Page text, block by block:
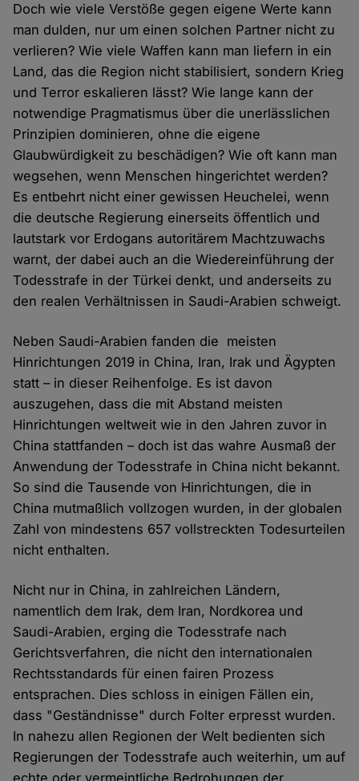
Doch wie viele Verstöße gegen eigene Werte kann
man dulden, nur um einen solchen Partner nicht zu
verlieren? Wie viele Waffen kann man liefern in ein
Land, das die Region nicht stabilisiert, sondern Krieg
und Terror eskalieren lässt? Wie lange kann der
notwendige Pragmatismus über die unerlässlichen
Prinzipien dominieren, ohne die eigene
Glaubwürdigkeit zu beschädigen? Wie oft kann man
wegsehen, wenn Menschen hingerichtet werden?
Es entbehrt nicht einer gewissen Heuchelei, wenn
die deutsche Regierung einerseits öffentlich und
lautstark vor Erdogans autoritärem Machtzuwachs
warnt, der dabei auch an die Wiedereinführung der
Todesstrafe in der Türkei denkt, und anderseits zu
den realen Verhältnissen in Saudi-Arabien schweigt.
Neben Saudi-Arabien fanden die meisten
Hinrichtungen 2019 in China, Iran, Irak und Ägypten
statt – in dieser Reihenfolge. Es ist davon
auszugehen, dass die mit Abstand meisten
Hinrichtungen weltweit wie in den Jahren zuvor in
China stattfanden – doch ist das wahre Ausmaß der
Anwendung der Todesstrafe in China nicht bekannt.
So sind die Tausende von Hinrichtungen, die in
China mutmaßlich vollzogen wurden, in der globalen
Zahl von mindestens 657 vollstreckten Todesurteilen
nicht enthalten.
Nicht nur in China, in zahlreichen Ländern,
namentlich dem Irak, dem Iran, Nordkorea und
Saudi-Arabien, erging die Todesstrafe nach
Gerichtsverfahren, die nicht den internationalen
Rechtsstandards für einen fairen Prozess
entsprachen. Dies schloss in einigen Fällen ein,
dass "Geständnisse" durch Folter erpresst wurden.
In nahezu allen Regionen der Welt bedienten sich
Regierungen der Todesstrafe auch weiterhin, um auf